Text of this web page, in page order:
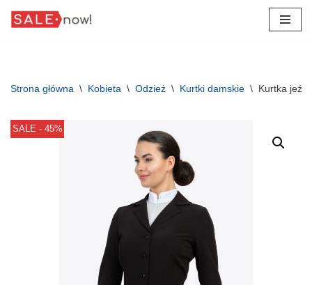
Strona główna \ Kobieta \ Odzież \ Kurtki damskie \ Kurtka
SALE - 45%